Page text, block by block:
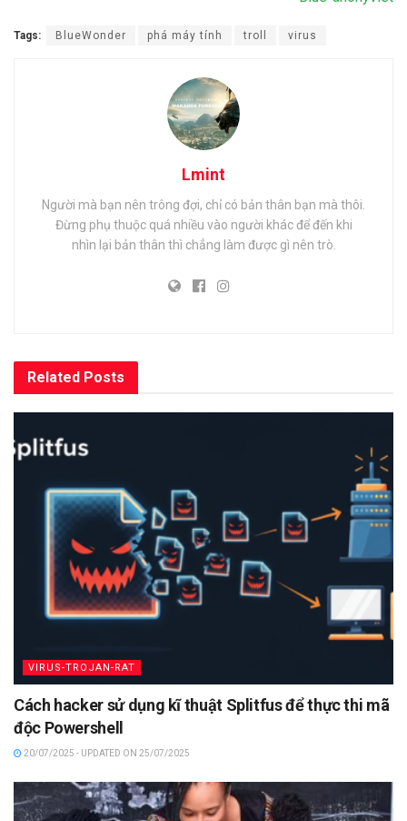
Tags: BlueWonder phá máy tính troll virus
Lmint
Người mà bạn nên trông đợi, chỉ có bản thân bạn mà thôi.
Đừng phụ thuộc quá nhiều vào người khác để đến khi
nhìn lại bản thân thì chẳng làm được gì nên trò.
Related Posts
VIRUS-TROJAN-RAT
Cách hacker sử dụng kĩ thuật Splitfus để thực thi mã
độc Powershell
20/07/2025 - UPDATED ON 25/07/2025